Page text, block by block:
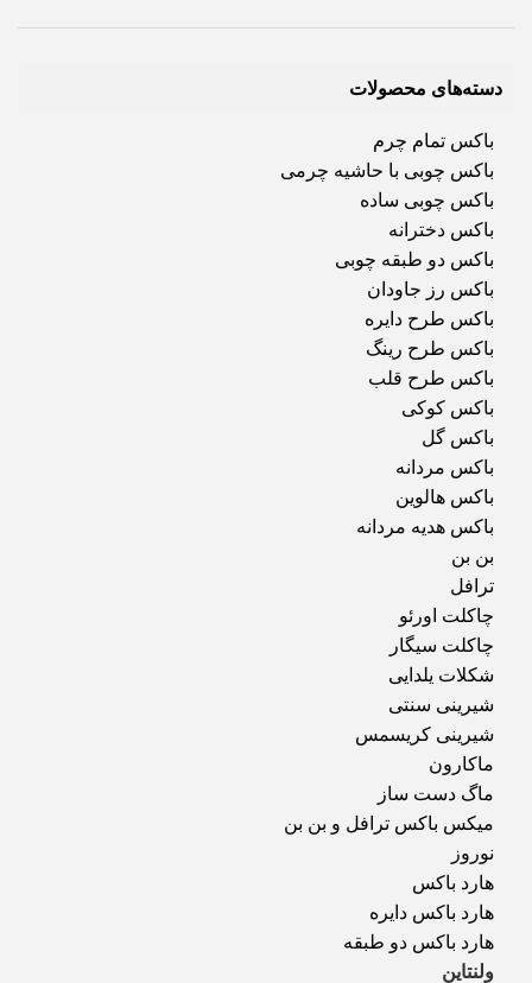
دسته‌های محصولات
باکس تمام چرم
باکس چوبی با حاشیه چرمی
باکس چوبی ساده
باکس دخترانه
باکس دو طبقه چوبی
باکس رز جاودان
باکس طرح دایره
باکس طرح رینگ
باکس طرح قلب
باکس کوکی
باکس گل
باکس مردانه
باکس هالوین
باکس هدیه مردانه
بن بن
ترافل
چاکلت اورئو
چاکلت سیگار
شکلات یلدایی
شیرینی سنتی
شیرینی کریسمس
ماکارون
ماگ دست ساز
میکس باکس ترافل و بن بن
نوروز
هارد باکس
هارد باکس دایره
هارد باکس دو طبقه
ولنتاین